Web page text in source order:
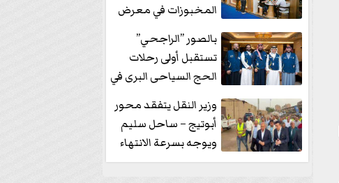
المخبوزات في معرض
منتجات...
بالصور ”الراجحي”
تستقبل أولى رحلات
الحج السياحى البرى في
وزير النقل يتفقد محور
أبوتيج – ساحل سليم
ويوجه بسرعة الانتهاء
من...